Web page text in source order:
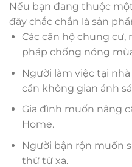
Nếu bạn đang thuộc
đây chắc chắn là sản
Các căn hộ chung cư,
pháp chống nóng
Người làm việc tại
cần không gian ánh
Gia đình muốn nâng
Home.
Người bận rộn muốn
thứ từ xa.